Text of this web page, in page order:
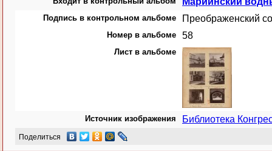
Подпись в контрольном альбоме Преображенский
Номер в альбоме 58
Лист в альбоме
Источник изображения Библиотека
Поделиться